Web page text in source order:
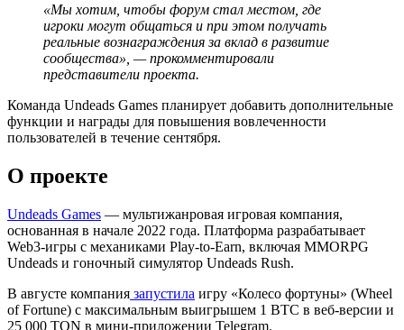
«Мы хотим, чтобы форум стал местом, где
игроки могут общаться и при этом получать
реальные вознаграждения за вклад в развитие
сообщества», — прокомментировали
представители проекта.
Команда Undeads Games планирует добавить дополнительные
функции и награды для повышения вовлеченности
пользователей в течение сентября.
О проекте
Undeads Games — мультижанровая игровая компания,
основанная в начале 2022 года. Платформа разрабатывает
Web3-игры с механиками Play-to-Earn, включая MMORPG
Undeads и гоночный симулятор Undeads Rush.
В августе компания запустила игру «Колесо фортуны» (Wheel
of Fortune) с максимальным выигрышем 1 BTC в веб-версии и
25 000 TON в мини-приложении Telegram.